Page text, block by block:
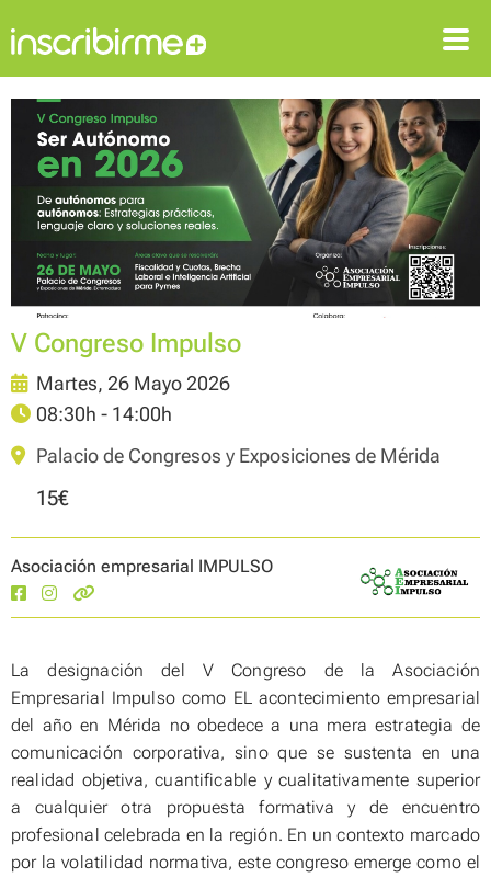
ENTRAR REGISTRARSE
V Congreso Impulso
Martes, 26 Mayo 2026
08:30h - 14:00h
Palacio de Congresos y Exposiciones de Mérida
15€
La designación del V Congreso de la Asociación
Empresarial Impulso como EL acontecimiento empresarial
del año en Mérida no obedece a una mera estrategia de
comunicación corporativa, sino que se sustenta en una
realidad objetiva, cuantificable y cualitativamente superior
a cualquier otra propuesta formativa y de encuentro
profesional celebrada en la región. En un contexto marcado
por la volatilidad normativa, este congreso emerge como el
Asociación empresarial IMPULSO